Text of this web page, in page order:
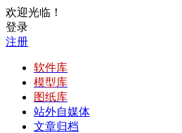
欢迎光临！
登录
注册
软件库
模型库
图纸库
站外自媒体
文章归档